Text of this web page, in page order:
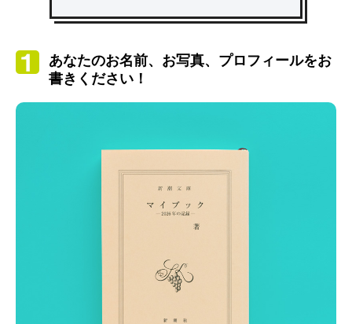
あなたのお名前、お写真、プロフィールをお
書きください！